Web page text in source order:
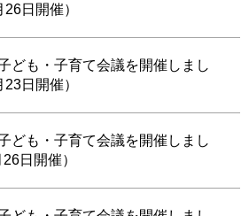
日開催）
ども・子育て会議を開催しまし
日開催）
ども・子育て会議を開催しまし
日開催）